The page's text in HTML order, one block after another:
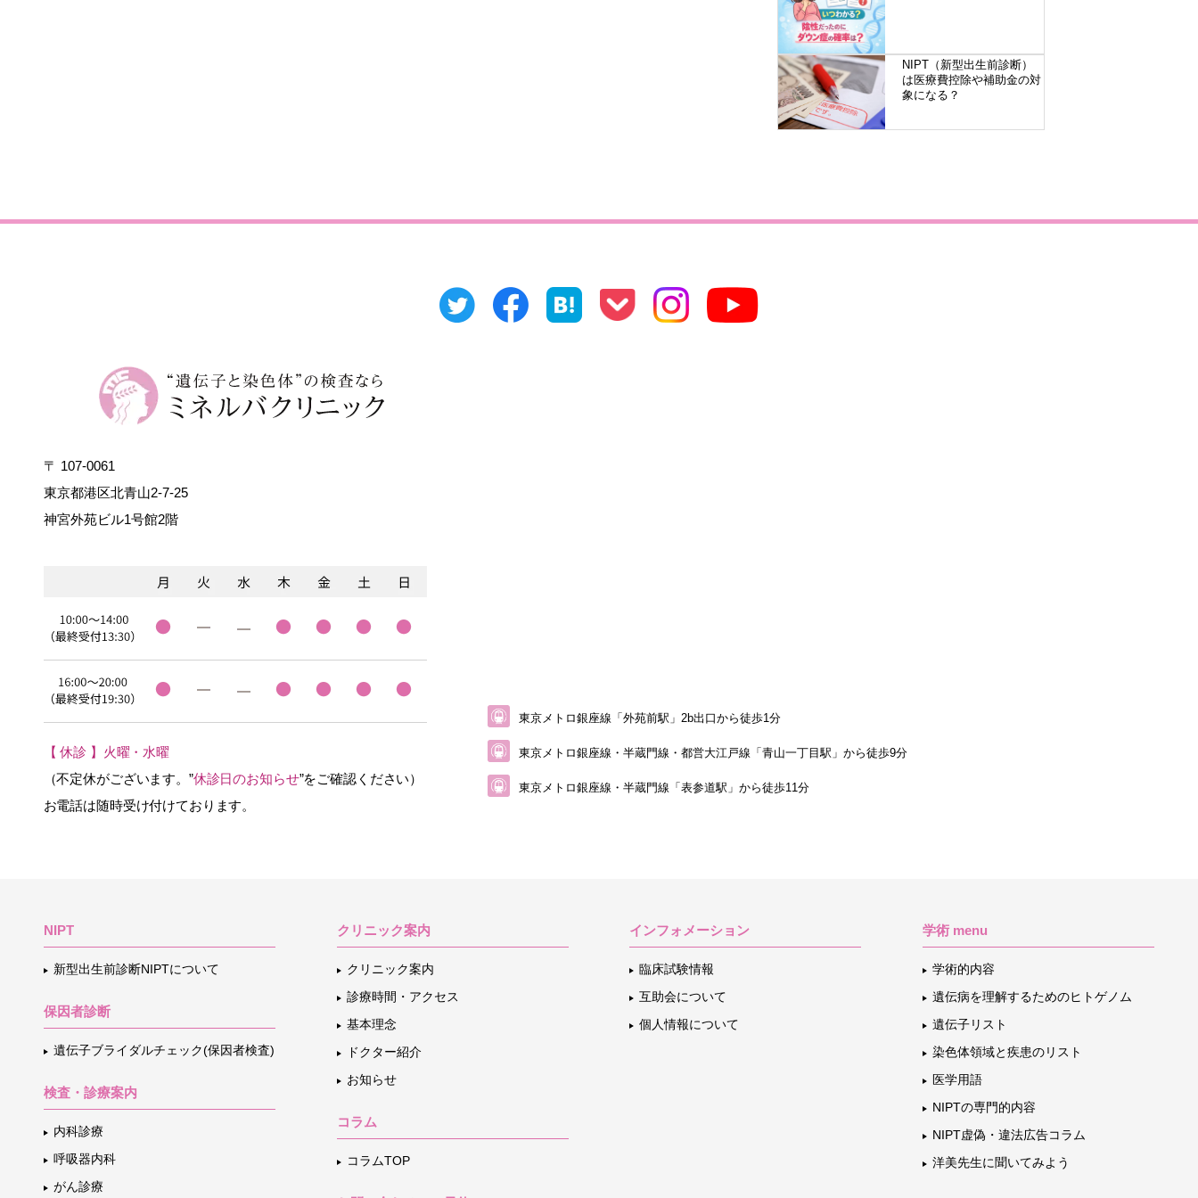
NIPT（新型出生前診断）
は医療費控除や補助金の対
象になる？
〒 107-0061
東京都港区北青山2-7-25
神宮外苑ビル1号館2階
【 休診 】火曜・水曜
（不定休がございます。”休診日のお知らせ”をご確認ください）
お電話は随時受け付けております。
東京メトロ銀座線「外苑前駅」2b出口から徒歩1分
東京メトロ銀座線・半蔵門線・都営大江戸線 「青山一丁目駅」から徒歩9分
東京メトロ銀座線・半蔵門線「表参道駅」から徒歩11分
NIPT
新型出生前診断NIPTについて
保因者診断
遺伝子ブライダルチェック(保因者検査)
検査・診療案内
内科診療
呼吸器内科
がん診療
クリニック案内
クリニック案内
診療時間・アクセス
基本理念
ドクター紹介
お知らせ
コラム
コラムTOP
インフォメーション
臨床試験情報
互助会について
個人情報について
学術 menu
学術的内容
遺伝病を理解するためのヒトゲノム
遺伝子リスト
染色体領域と疾患のリスト
医学用語
NIPTの専門的内容
NIPT虚偽・違法広告コラム
洋美先生に聞いてみよう